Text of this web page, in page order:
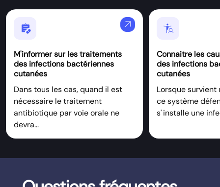
Prescriptions arrow_outward
M'informer sur les traitements
des infections bactériennes
cutanées
Dans tous les cas, quand il est
nécessaire le traitement
antibiotique par voie orale ne
devra...
Conditions
Connaitre les
des infections
cutanées
Lorsque survient
ce système
s' installe une